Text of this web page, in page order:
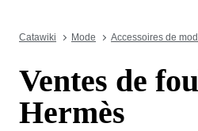
Catawiki Mode Accessoires de
Ventes de
Hermès